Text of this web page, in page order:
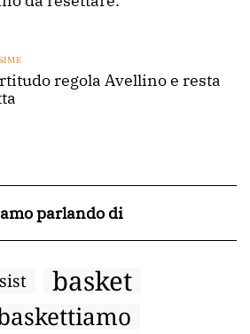
regola Avellino e resta
parlando di
basket